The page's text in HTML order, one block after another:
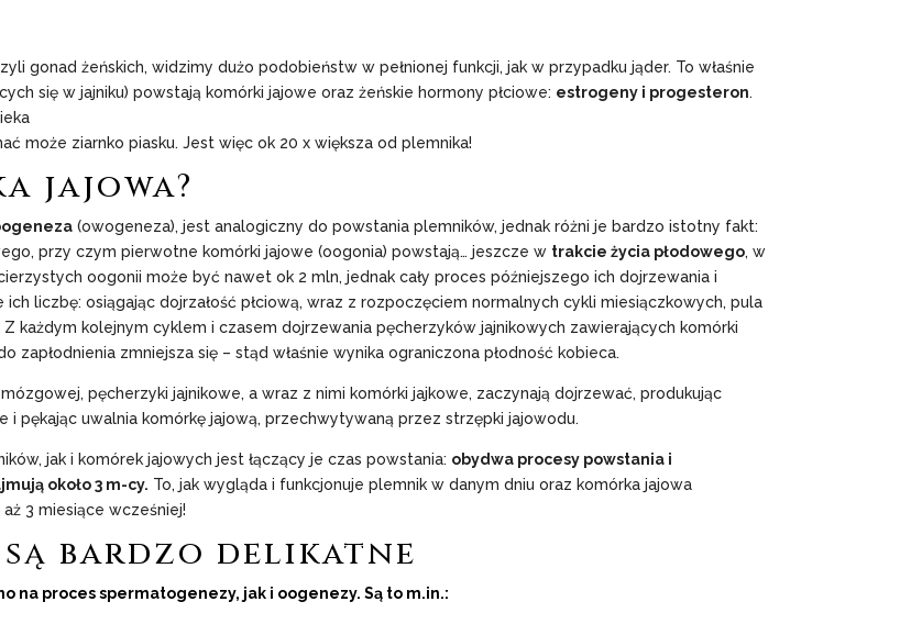
gonad żeńskich, widzimy dużo podobieństw w pełnionej funkcji, jak w przypadku jąder. To właśnie
się w jajniku) powstają komórki jajowe oraz żeńskie hormony płciowe: estrogeny i progesteron.
może ziarnko piasku. Jest więc ok 20 x większa od plemnika!
jajowa?
(owogeneza), jest analogiczny do powstania plemników, jednak różni je bardzo istotny fakt:
przy czym pierwotne komórki jajowe (oogonia) powstają… jeszcze w trakcie życia płodowego, w
oogonii może być nawet ok 2 mln, jednak cały proces późniejszego ich dojrzewania i
liczbę: osiągając dojrzałość płciową, wraz z rozpoczęciem normalnych cykli miesiączkowych, pula
Z każdym kolejnym cyklem i czasem dojrzewania pęcherzyków jajnikowych zawierających komórki
zmniejsza się – stąd właśnie wynika ograniczona płodność kobieca.
pęcherzyki jajnikowe, a wraz z nimi komórki jajkowe, zaczynają dojrzewać, produkując
pękając uwalnia komórkę jajową, przechwytywaną przez strzępki jajowodu.
jak i komórek jajowych jest łączący je czas powstania: obydwa procesy powstania i
około 3 m-cy. To, jak wygląda i funkcjonuje plemnik w danym dniu oraz komórka jajowa
3 miesiące wcześniej!
bardzo delikatne
na proces spermatogenezy, jak i oogenezy. Są to m.in.: